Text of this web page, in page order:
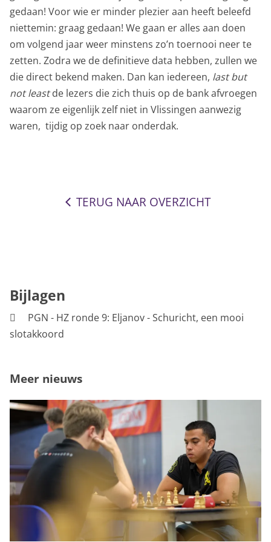
gedaan! Voor wie er minder plezier aan heeft beleefd
niettemin: graag gedaan! We gaan er alles aan doen
om volgend jaar weer minstens zo’n toernooi neer te
zetten. Zodra we de definitieve data hebben, zullen we
die direct bekend maken. Dan kan iedereen, last but
not leastde lezers die zich thuis op de bank afvroegen
waarom ze eigenlijk zelf niet in Vlissingen aanwezig
waren, tijdig op zoek naar onderdak.
TERUG NAAR OVERZICHT
Bijlagen
PGN - HZ ronde 9: Eljanov - Schuricht, een mooi
slotakkoord
Meer nieuws